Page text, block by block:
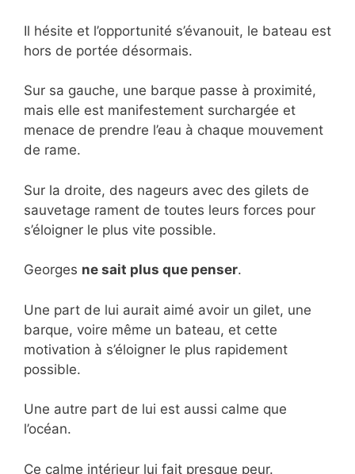
Il hésite et l’opportunité s’évanouit, le bateau est
hors de portée désormais.
Sur sa gauche, une barque passe à proximité,
mais elle est manifestement surchargée et
menace de prendre l’eau à chaque mouvement
de rame.
Sur la droite, des nageurs avec des gilets de
sauvetage rament de toutes leurs forces pour
s’éloigner le plus vite possible.
Georges ne sait plus que penser.
Une part de lui aurait aimé avoir un gilet, une
barque, voire même un bateau, et cette
motivation à s’éloigner le plus rapidement
possible.
Une autre part de lui est aussi calme que
l’océan.
Ce calme intérieur lui fait presque peur.